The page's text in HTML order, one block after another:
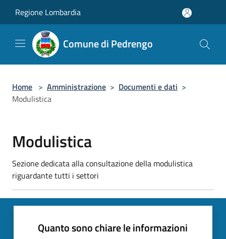
Regione Lombardia
Comune di Pedrengo
Home > Amministrazione > Documenti e dati >
Modulistica
Modulistica
Sezione dedicata alla consultazione della modulistica
riguardante tutti i settori
Quanto sono chiare le informazioni